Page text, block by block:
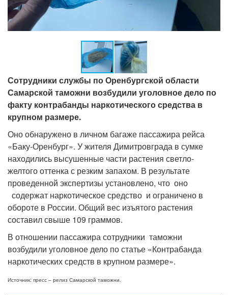
Сотрудники службы по Оренбургской области
Самарской таможни возбудили уголовное дело по
факту контрабанды наркотического средства в
крупном размере.
Оно обнаружено в личном багаже пассажира рейса
«Баку-Оренбург». У жителя Димитровграда в сумке
находились высушенные части растения светло-
желтого оттенка с резким запахом. В результате
проведенной экспертизы установлено, что оно
содержат наркотическое средство и ограничено в
обороте в России. Общий вес изъятого растения
составил свыше 109 граммов.
В отношении пассажира сотрудники таможни
возбудили уголовное дело по статье «Контрабанда
наркотических средств в крупном размере».
Источник: пресс – релиз Самарской таможни.